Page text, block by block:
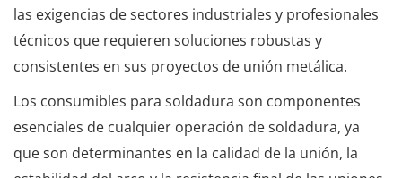
las exigencias de sectores industriales y profesionales
técnicos que requieren soluciones robustas y
consistentes en sus proyectos de unión metálica.
Los consumibles para soldadura son componentes
esenciales de cualquier operación de soldadura, ya
que son determinantes en la calidad de la unión, la